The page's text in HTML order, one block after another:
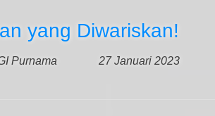
yang Diwariskan!
27 Januari 2023
Purnama